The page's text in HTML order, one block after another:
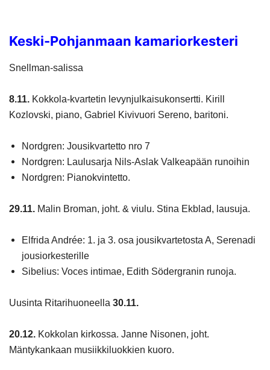
Keski-Pohjanmaan kamariorkesteri
Snellman-salissa
8.11. Kokkola-kvartetin levynjulkaisukonsertti. Kirill
Kozlovski, piano, Gabriel Kivivuori Sereno, baritoni.
Nordgren: Jousikvartetto nro 7
Nordgren: Laulusarja Nils-Aslak Valkeapään runoihin
Nordgren: Pianokvintetto.
29.11. Malin Broman, joht. & viulu. Stina Ekblad, lausuja.
Elfrida Andrée: 1. ja 3. osa jousikvartetosta A, Serenadi
jousiorkesterille
Sibelius: Voces intimae, Edith Södergranin runoja.
Uusinta Ritarihuoneella 30.11.
20.12. Kokkolan kirkossa. Janne Nisonen, joht.
Mäntykankaan musiikkiluokkien kuoro.